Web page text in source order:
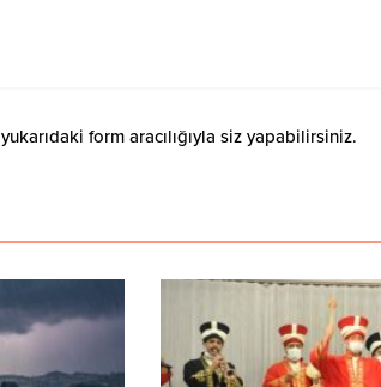
form aracılığıyla siz yapabilirsiniz.